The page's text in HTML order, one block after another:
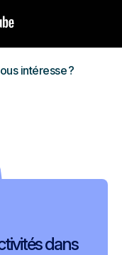
intéresse ?
dans